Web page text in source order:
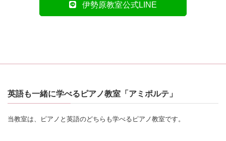
伊勢原教室公式LINE
英語も一緒に学べるピアノ教室「アミポルテ」
当教室は、ピアノと英語のどちらも学べるピアノ教室です。